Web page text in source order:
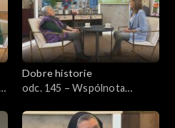
Dobre historie
odc. 145 – Wspólnota